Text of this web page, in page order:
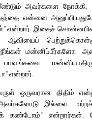
அவர்களை நோக்கி,
தந்தை என்னை
என்றார். இதைச்
ஆவியைப்
மன்னிப்பீர்களோ,
என்றார்.
ஒருவரான திதிம்
இல்லை.
கண்டோம்” என்றார்கள்.